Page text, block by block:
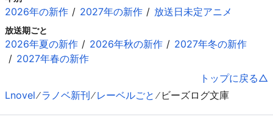
2026年の新作 2027年の新作 放送日未定アニメ
放送期ごと
2026年夏の新作 2026年秋の新作
2027年冬の新作
2027年春の新作
トップに戻る
Lnovel ラノベ新刊 レーベルごと ビーズログ文庫